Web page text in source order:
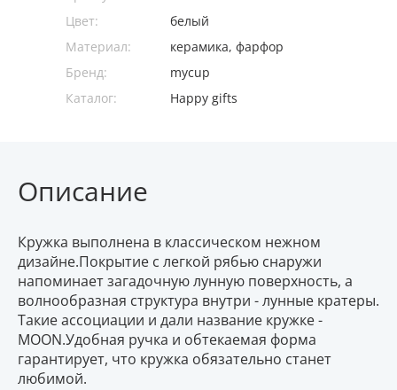
Цвет:
белый
Материал:
керамика, фарфор
Бренд:
mycup
Каталог:
Happy gifts
Описание
Кружка выполнена в классическом нежном
дизайне.Покрытие с легкой рябью снаружи
напоминает загадочную лунную поверхность, а
волнообразная структура внутри - лунные кратеры.
Такие ассоциации и дали название кружке -
MOON.Удобная ручка и обтекаемая форма
гарантирует, что кружка обязательно станет
любимой.